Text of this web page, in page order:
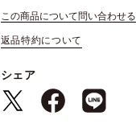
この商品について問い合わせる
返品特約について
シェア